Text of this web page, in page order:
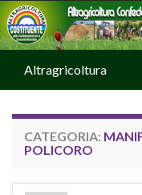
Altragricoltura
CATEGORIA:
POLICORO